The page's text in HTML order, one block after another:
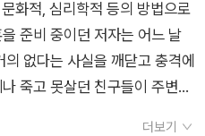
내가 우정의 손을 내밀지 않으
것이다. 마지막으로 저자는
자는 메시지를 보내고, 이번에
간관계가 고장나 있는 자신을
나 만나면 시시껄렁한 농담이
는다. 남사친들과 있을 때는
‘연기’해야만 할 것 같은 책
적인 감시를 당하는 느낌이었
에서의 일화는 초식남 저자에게
화적, 심리학적 등의 방법으로
준비 중이던 저자는 어느 날
없다는 사실을 깨닫고 충격에
죽고 못살던 친구들이 주변에
더보기